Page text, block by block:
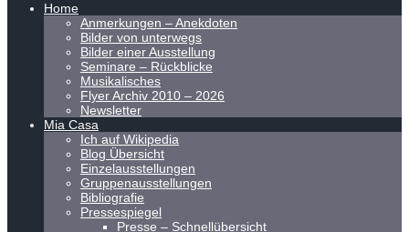
Home
Anmerkungen – Anekdoten
Bilder von unterwegs
Bilder einer Ausstellung
Seminare – Rückblicke
Musikalisches
Flyer Archiv 2010 – 2026
Newsletter
Mia Casa
Ich auf Wikipedia
Blog Übersicht
Einzelausstellungen
Gruppenausstellungen
Bibliografie
Pressespiegel
Presse – Schnellübersicht